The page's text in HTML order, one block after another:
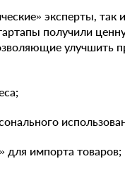
эксперты, так
получили
улучшить
для импорта товаров;